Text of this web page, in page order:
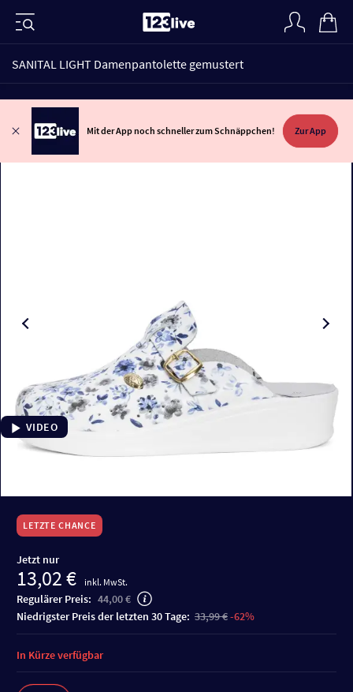
SANITAL LIGHT Damenpantolette gemustert
Mit der App noch schneller zum Schnäppchen! Zur App
VIDEO
LETZTE CHANCE
Jetzt nur
13,02 € inkl. MwSt.
Regulärer Preis: 44,00 €
niedrigster Preis der letzten 30 Tage: 33,99 €-62%
In Kürze verfügbar